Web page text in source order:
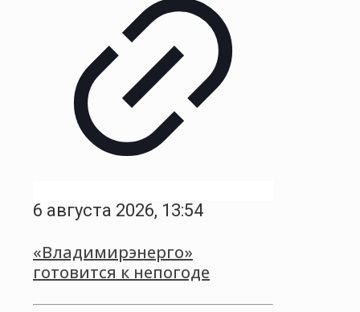
6 августа 2026, 13:54
«Владимирэнерго»
готовится к непогоде